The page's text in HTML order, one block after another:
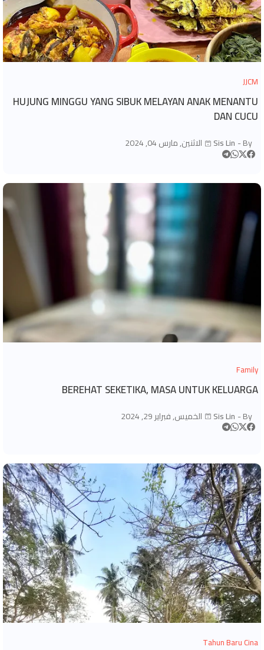
JJCM
HUJUNG MINGGU YANG SIBUK MELAYAN ANAK MENANTU
DAN CUCU
By -
Sis Lin الاثنين, مارس 04, 2024
Family
BEREHAT SEKETIKA, MASA UNTUK KELUARGA
By -
Sis Lin الخميس, فبراير 29, 2024
Tahun Baru Cina